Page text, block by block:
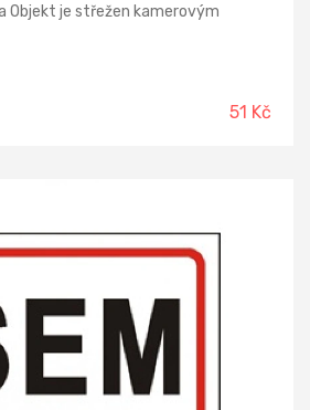
Objekt je střežen kamerovým
51 Kč